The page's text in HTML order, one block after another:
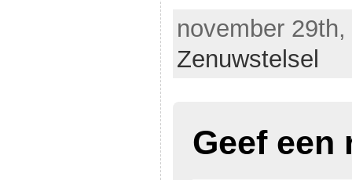
november
Zenuwstelsel
Geef een